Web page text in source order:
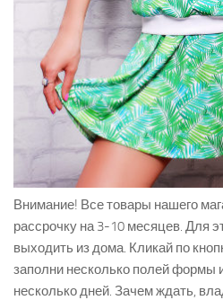
Внимание! Все товары нашего
рассрочку на 3-10 месяцев. Для
выходить из дома. Кликай по
заполни несколько полей формы
несколько дней. Зачем ждать,